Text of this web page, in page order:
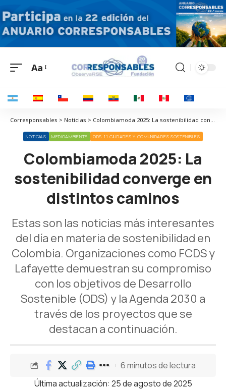
Aa
Corresponsables > Noticias > Colombiamoda 2025: La sostenibilidad converge en distintos caminos
NOTICIAS MEDIOAMBIENTE ODS 11 CIUDADES Y COMUNIDADES SOSTENIBLES
Colombiamoda 2025: La
sostenibilidad converge en
distintos caminos
Estas son las noticias más interesantes
del día en materia de sostenibilidad en
Colombia. Organizaciones como FCDS y
Lafayette demuestran su compromiso
con los objetivos de Desarrollo
Sostenible (ODS) y la Agenda 2030 a
través de los proyectos que se
destacan a continuación.
Última actualización: 25 de agosto de 2025
6 minutos de lectura